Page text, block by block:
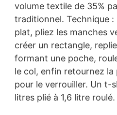
volume textile de 35%
traditionnel. Technique
plat, pliez les manches
créer un rectangle,
formant une poche,
le col, enfin retournez la
pour le verrouiller. Un t-
litres plié à 1,6 litre roulé.